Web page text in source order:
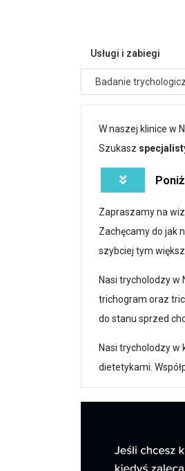
Usługi i zabiegi
Badanie
W naszej klinice w
Szukasz
Zapraszamy na
Zachęcamy do jak
szybciej tym
Nasi trycholodzy w
trichogram oraz
do stanu sprzed
Nasi trycholodzy w
dietetykami.